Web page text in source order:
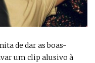
de dar as boas-
um clip alusivo à